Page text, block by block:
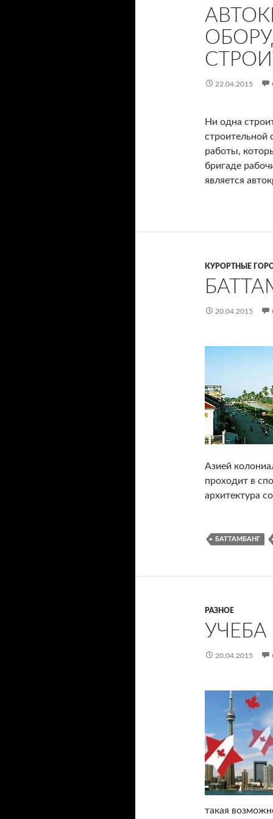
22.04.2015
Ни одна
строительной
работы,
бригаде
является
КУРОРТНЫЕ
20.04.2015
Азией
проходит в
архитектура
БАТТАМБАНГ
РАЗНОЕ
20.04.2015
такая